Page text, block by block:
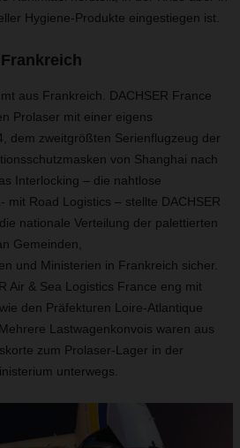
Hygiene-Produkte eingestiegen ist.
aus Frankreich. DACHSER France
Prolaser mit einer eigens
dem zweitgrößten Serienflugzeug der
von Shanghai nach
Interlocking – die nahtlose
mit Road Logistics – stellte DACHSER
nationale Verteilung der palettierten
Gemeinden,
und Ministerien in Frankreich sicher.
Air & Sea Logistics France eng mit
den Präfekturen Loire-Atlantique
Lastwagenkonvois waren aus
zum Prolaser-Lager in der
unterwegs.